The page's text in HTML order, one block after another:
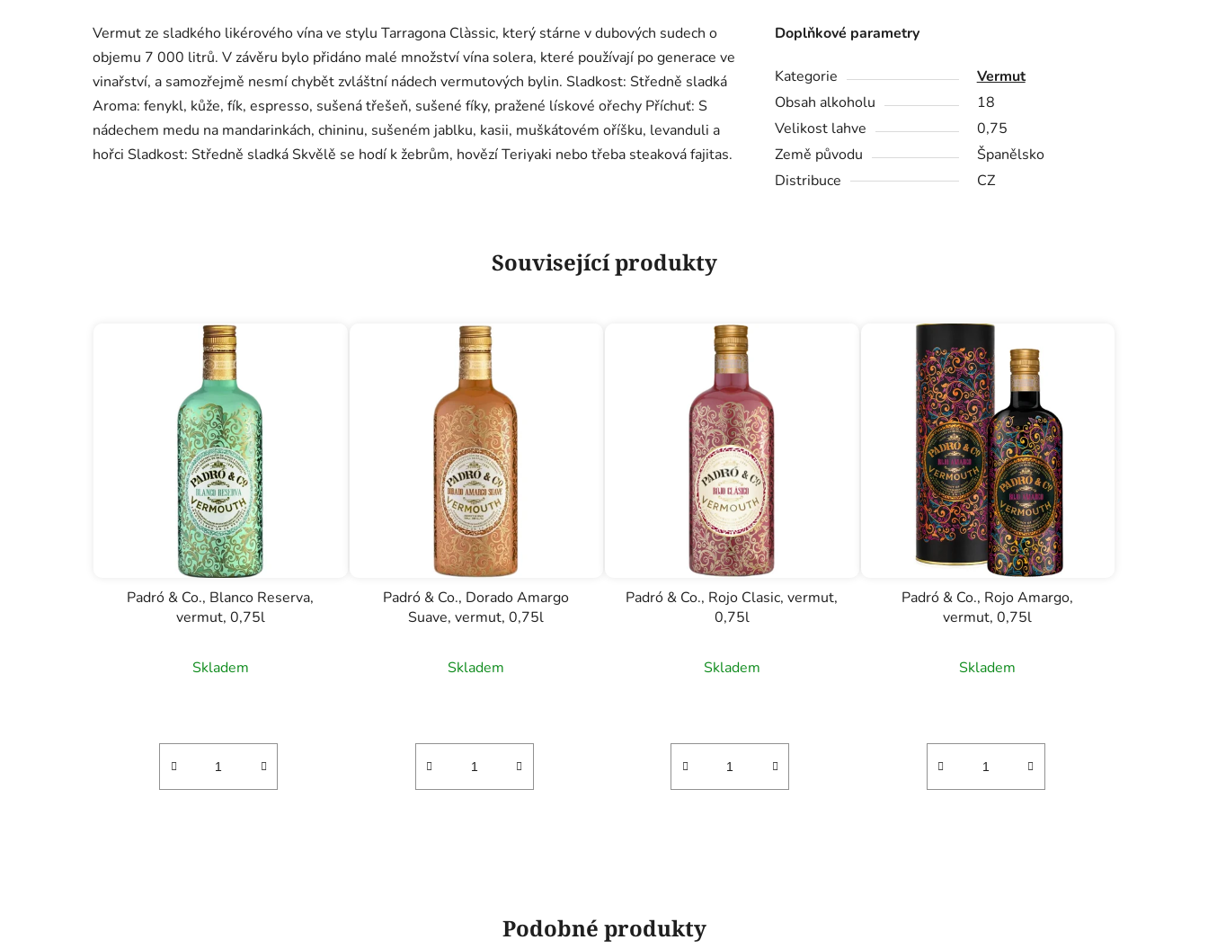
Vermut ze sladkého likérového vína ve stylu Tarragona Clàssic, který stárne v dubových sudech o
objemu 7 000 litrů. V závěru bylo přidáno malé množství vína solera, které používají po generace ve
vinařství, a samozřejmě nesmí chybět zvláštní nádech vermutových bylin. Sladkost: Středně sladká
Aroma: fenykl, kůže, fík, espresso, sušená třešeň, sušené fíky, pražené lískové ořechy Příchuť: S
nádechem medu na mandarinkách, chininu, sušeném jablku, kasii, muškátovém oříšku, levanduli a
hořci Sladkost: Středně sladká Skvělě se hodí k žebrům, hovězí Teriyaki nebo třeba steaková fajitas.
Doplňkové parametry
Kategorie
Vermut
Obsah alkoholu
18
Velikost lahve
0,75
Země původu
Španělsko
Distribuce
CZ
Související produkty
Padró & Co., Blanco Reserva,
vermut, 0,75l
Skladem
Padró & Co., Dorado Amargo
Suave, vermut, 0,75l
Skladem
Padró & Co., Rojo Clasic, vermut,
0,75l
Skladem
Padró & Co., Rojo Amargo,
vermut, 0,75l
Skladem
Podobné produkty